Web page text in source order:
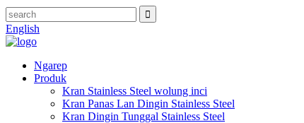
English
Ngarep
Produk
Kran Stainless Steel wolung inci
Kran Panas Lan Dingin Stainless Steel
Kran Dingin Tunggal Stainless Steel